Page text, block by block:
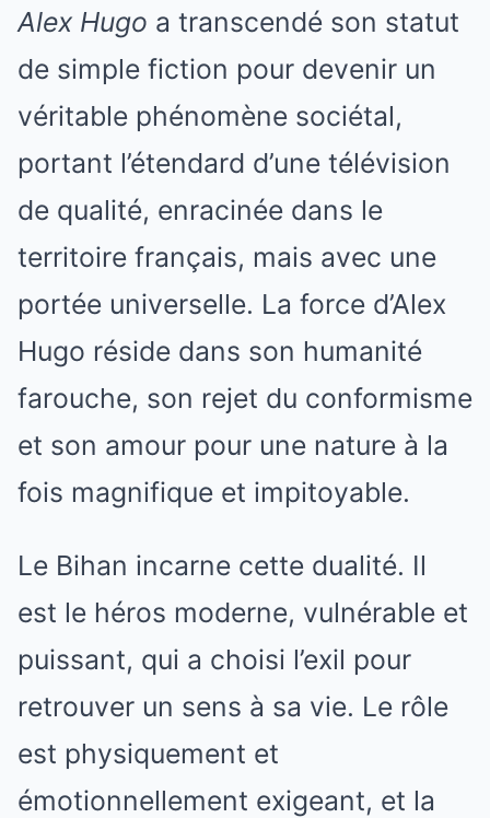
Alex Hugo a transcendé son statut
de simple fiction pour devenir un
véritable phénomène sociétal,
portant l’étendard d’une télévision
de qualité, enracinée dans le
territoire français, mais avec une
portée universelle. La force d’Alex
Hugo réside dans son humanité
farouche, son rejet du conformisme
et son amour pour une nature à la
fois magnifique et impitoyable.
Le Bihan incarne cette dualité. Il
est le héros moderne, vulnérable et
puissant, qui a choisi l’exil pour
retrouver un sens à sa vie. Le rôle
est physiquement et
émotionnellement exigeant, et la